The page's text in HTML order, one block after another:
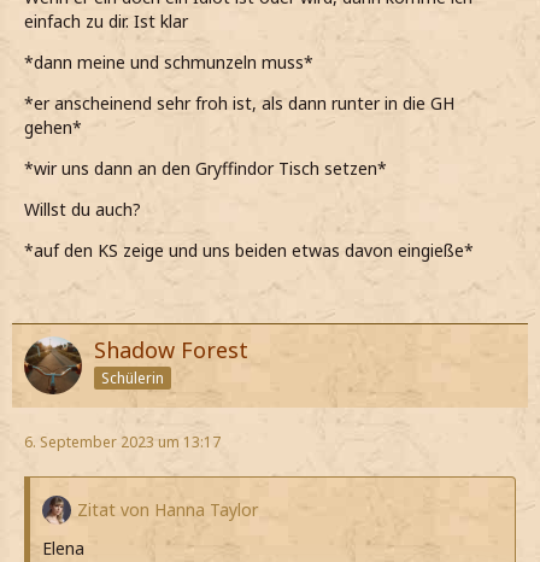
einfach zu dir. Ist klar
*dann meine und schmunzeln muss*
*er anscheinend sehr froh ist, als dann runter in die GH
gehen*
*wir uns dann an den Gryffindor Tisch setzen*
Willst du auch?
*auf den KS zeige und uns beiden etwas davon eingieße*
Shadow Forest
Schülerin
6. September 2023 um 13:17
Zitat von Hanna Taylor
Elena